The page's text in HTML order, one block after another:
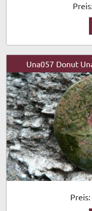
Preis:
Una057 Donut
Preis: